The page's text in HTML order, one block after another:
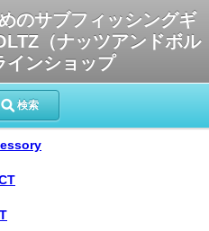
のサブフィッシングギ
（ナッツアンドボル
インショップ
検索